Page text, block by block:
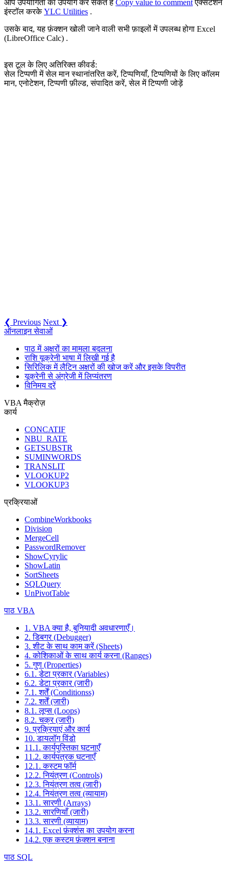
आप उपयोगिता का उपयोग कर सकते हैं Copy value to commentएक्सटेंशन
इंस्टॉल करकेYLC Utilities .
उसके बाद, यह फ़ंक्शन खोली जाने वाली सभी फ़ाइलों में उपलब्ध होगा Excel
(LibreOffice Calc) .
इस टूल के लिए अतिरिक्त कीवर्ड:
सेल टिप्पणी में सेल मान स्थानांतरित करें, टिप्पणियाँ, टिप्पणियों के लिए कॉलम
मान, एनोटेशन, टिप्पणी फ़ील्ड, संपादित करें, सेल में टिप्पणी जोड़ें
❮ Previous Next ❯
ऑनलाइन सेवाओं
पाठ में अक्षरों का मामला बदलना
राशि यूक्रेनी भाषा में लिखी गई है
सिरिलिक में लैटिन अक्षरों की खोज करें और इसके विपरीत
यूक्रेनी से अंग्रेजी में लिप्यंतरण
विनिमय दरें
VBA मैक्रोज़
कार्य
CONCATIF
NBU_RATE
GETSUBSTR
SUMINWORDS
TRANSLIT
VLOOKUP2
VLOOKUP3
प्रक्रियाओं
CombineWorkbooks
Division
MergeCell
PasswordRemover
ShowCyrylic
ShowLatin
SortSheets
SQLQuery
UnPivotTable
पाठ VBA
1. VBA क्या है, बुनियादी अवधारणाएँ।
2. डिबगर (Debugger)
3. शीट के साथ काम करें (Sheets)
4. कोशिकाओं के साथ कार्य करना (Ranges)
5. गुण (Properties)
6.1. डेटा प्रकार (Variables)
6.2. डेटा प्रकार (जारी)
7.1. शर्तें (Conditionss)
7.2. शर्तें (जारी)
8.1. लूप्स (Loops)
8.2. चक्र (जारी)
9. प्रक्रियाएं और कार्य
10. डायलॉग विंडो
11.1. कार्यपुस्तिका घटनाएँ
11.2. कार्यपत्रक घटनाएँ
12.1. कस्टम फॉर्म
12.2. नियंत्रण (Controls)
12.3. नियंत्रण तत्व (जारी)
12.4. नियंत्रण तत्व (व्यायाम)
13.1. सारणी (Arrays)
13.2. सारणियाँ (जारी)
13.3. सारणी (व्यायाम)
14.1. Excel फ़ंक्शंस का उपयोग करना
14.2. एक कस्टम फ़ंक्शन बनाना
पाठ SQL